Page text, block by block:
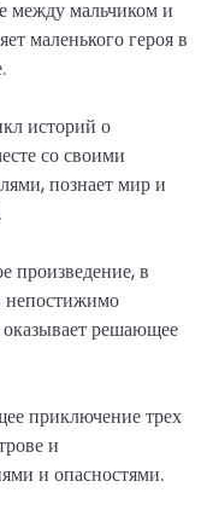
между мальчиком и
маленького героя в
историй о
со своими
познает мир и
произведение, в
непостижимо
оказывает решающее
приключение трех
и
и опасностями.